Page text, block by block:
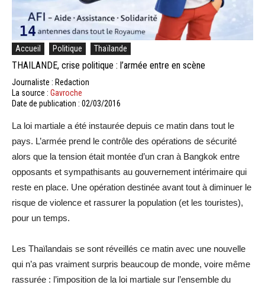
Accueil Politique Thaïlande
THAILANDE, crise politique : l’armée entre en scène
Journaliste : Redaction
La source : Gavroche
Date de publication : 02/03/2016
La loi martiale a été instaurée depuis ce matin dans tout le
pays. L’armée prend le contrôle des opérations de sécurité
alors que la tension était montée d’un cran à Bangkok entre
opposants et sympathisants au gouvernement intérimaire qui
reste en place. Une opération destinée avant tout à diminuer le
risque de violence et rassurer la population (et les touristes),
pour un temps.
Les Thaïlandais se sont réveillés ce matin avec une nouvelle
qui n’a pas vraiment surpris beaucoup de monde, voire même
rassurée : l’imposition de la loi martiale sur l’ensemble du